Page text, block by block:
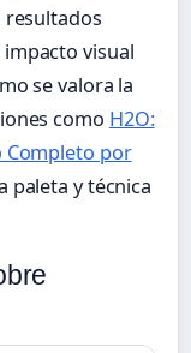
resultados
visual
se valora la
como H2O:
Completo por
paleta y técnica